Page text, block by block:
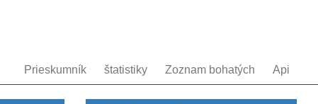
Prieskumník štatistiky Zoznam bohatých Api